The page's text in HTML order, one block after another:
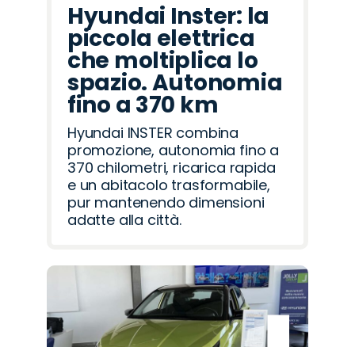
Hyundai Inster: la
piccola elettrica
che moltiplica lo
spazio. Autonomia
fino a 370 km
Hyundai INSTER combina
promozione, autonomia fino a
370 chilometri, ricarica rapida
e un abitacolo trasformabile,
pur mantenendo dimensioni
adatte alla città.